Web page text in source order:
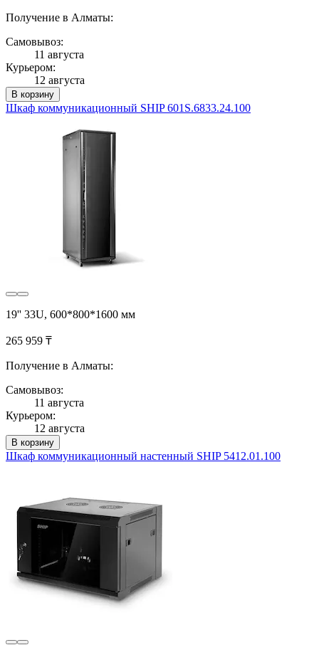
Получение в Алматы:
Самовывоз:
11 августа
Курьером:
12 августа
В корзину
Шкаф коммуникационный SHIP 601S.6833.24.100
19'' 33U, 600*800*1600 мм
265 959 ₸
Получение в Алматы:
Самовывоз:
11 августа
Курьером:
12 августа
В корзину
Шкаф коммуникационный настенный SHIP 5412.01.100